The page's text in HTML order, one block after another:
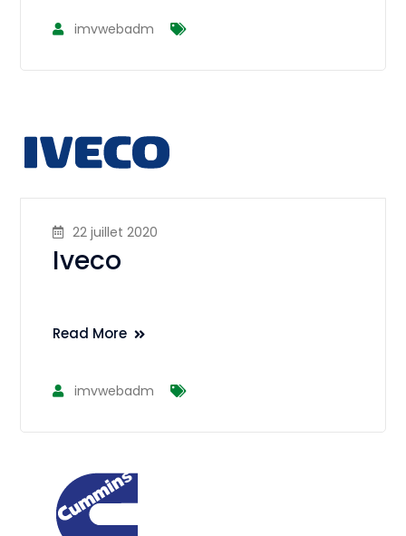
imvwebadm
22 juillet 2020
Iveco
Read More
imvwebadm